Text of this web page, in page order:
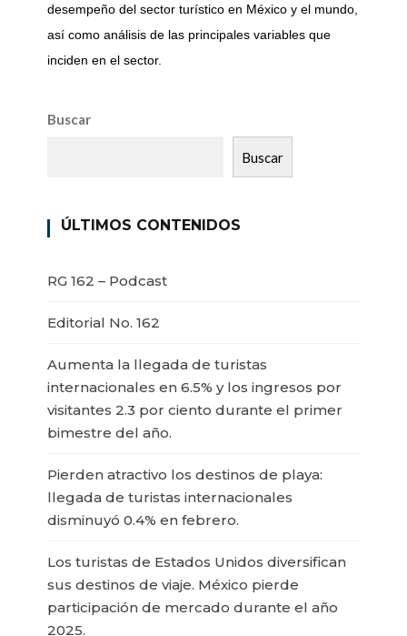
desempeño del sector turístico en México y el mundo,
así como análisis de las principales variables que
inciden en el sector.
Buscar
Buscar
ÚLTIMOS CONTENIDOS
RG 162 – Podcast
Editorial No. 162
Aumenta la llegada de turistas
internacionales en 6.5% y los ingresos por
visitantes 2.3 por ciento durante el primer
bimestre del año.
Pierden atractivo los destinos de playa:
llegada de turistas internacionales
disminuyó 0.4% en febrero.
Los turistas de Estados Unidos diversifican
sus destinos de viaje. México pierde
participación de mercado durante el año
2025.